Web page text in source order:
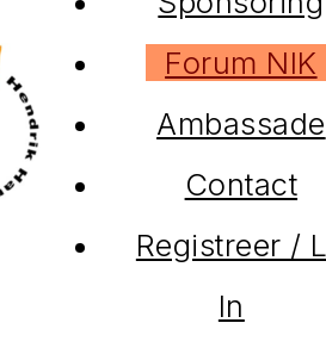
Forum NIK
Ambassade
Contact
Registreer /
In